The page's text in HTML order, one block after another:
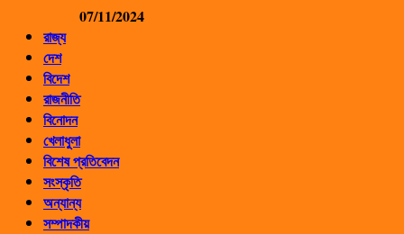
07/11/2024
রাজ্য
দেশ
বিদেশ
রাজনীতি
বিনোদন
খেলাধুলা
বিশেষ প্রতিবেদন
সংস্কৃতি
অন্যান্য
সম্পাদকীয়